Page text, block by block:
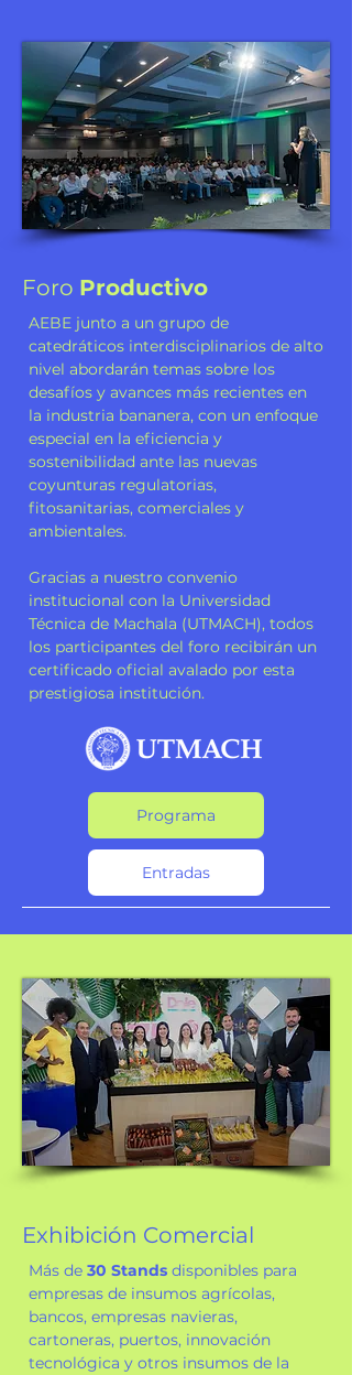
Foro Productivo
AEBE junto a un grupo de
catedráticos interdisciplinarios de alto
nivel abordarán temas sobre los
desafíos y avances más recientes en
la industria bananera, con un enfoque
especial en la eficiencia y
sostenibilidad ante las nuevas
coyunturas regulatorias,
fitosanitarias, comerciales y
ambientales.
Gracias a nuestro convenio
institucional con la Universidad
Técnica de Machala (UTMACH), todos
los participantes del foro recibirán un
certificado oficial avalado por esta
prestigiosa institución.
Programa
Entradas
Exhibición Comercial
Más de 30 Stands disponibles para
empresas de insumos agrícolas,
bancos, empresas navieras,
cartoneras, puertos, innovación
tecnológica y otros insumos de la